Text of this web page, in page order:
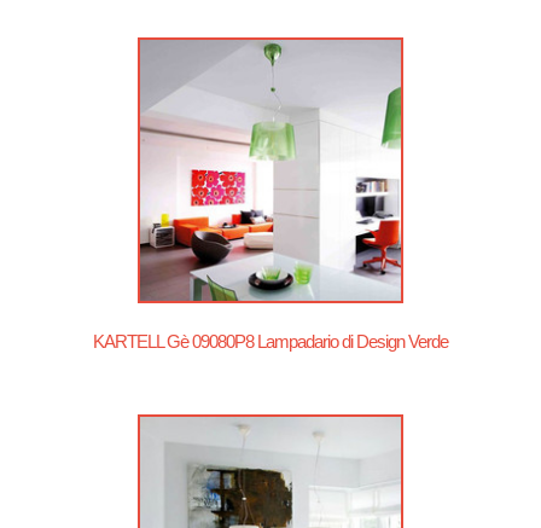
KARTELL Gè 09080P8 Lampadario di Design Verde